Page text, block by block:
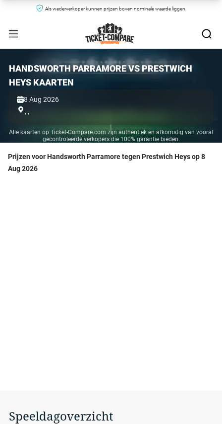
Als wederverkoper kunnen prijzen boven nominale waarde liggen.
HANDSWORTH PARRAMORE VS PRESTWICH
HEYS KAARTEN
8 Aug 2026
, ,
Alle kaarten op Ticket-Compare.com zijn authentiek en afkomstig van vooraf
gecontroleerde verkopers die 100% garantie bieden.
Prijzen voor Handsworth Parramore tegen Prestwich Heys op 8
Aug 2026
Speeldagoverzicht